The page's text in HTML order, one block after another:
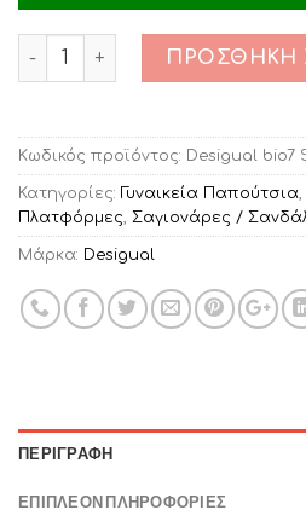
Ποσότητα
ΠΡΟΣΘΉΚΗ
Κωδικός προϊόντος: Desigual bio7
Κατηγορίες: Γυναικεία Παπούτσια,
Πλατφόρμες, Σαγιονάρες /
Μάρκα: Desigual
ΠΕΡΙΓΡΑΦΉ
ΕΠΙΠΛΈΟΝ ΠΛΗΡΟΦΟΡΊΕΣ